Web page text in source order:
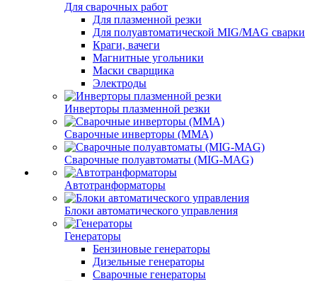
Для сварочных работ
Для плазменной резки
Для полуавтоматической MIG/MAG сварки
Краги, вачеги
Магнитные угольники
Маски сварщика
Электроды
Инверторы плазменной резки
Сварочные инверторы (MMA)
Сварочные полуавтоматы (MIG-MAG)
Автотранформаторы
Блоки автоматического управления
Генераторы
Бензиновые генераторы
Дизельные генераторы
Сварочные генераторы